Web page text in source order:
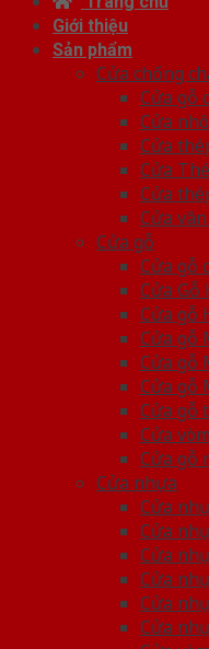
Giới thiệu
Sản phẩm
Cửa chống
Cửa gỗ
Cửa
Cửa
Cửa
Cửa
Cửa
Cửa gỗ
Cửa gỗ
Cửa Gỗ
Cửa gỗ
Cửa gỗ
Cửa gỗ
Cửa gỗ
Cửa gỗ
Cửa
Cửa gỗ
Cửa nhựa
Cửa
Cửa
Cửa
Cửa
Cửa
Cửa